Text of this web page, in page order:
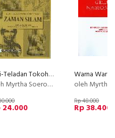
Suri-Teladan Tokoh-Tokoh Zaman Silam
Soeroto & Sita Soeroto
24.000
oleh Myrtha
Rp 48.000
Rp 38.400